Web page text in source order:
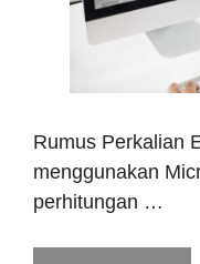
Rumus Perkalian
menggunakan
perhitungan …